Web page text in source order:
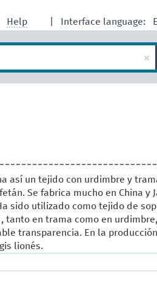
Interface language:
Help
×
así un tejido con urdimbre y
Se fabrica mucho en China y
sido utilizado como tejido de
tanto en trama como en
transparencia. En la producción
lionés.